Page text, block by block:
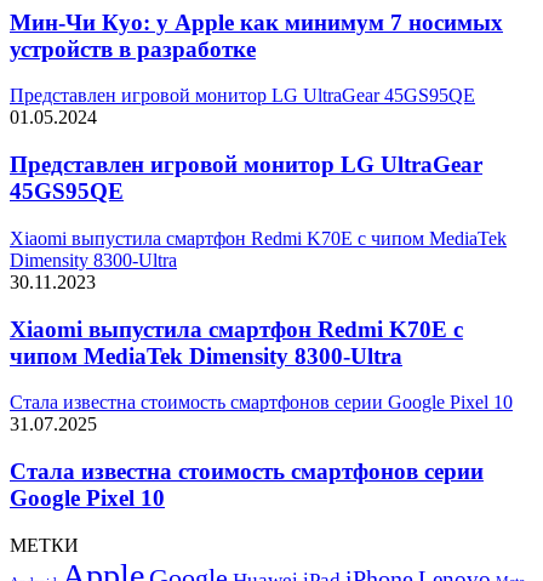
Мин-Чи Куо: у Apple как минимум 7 носимых
устройств в разработке
Представлен игровой монитор LG UltraGear 45GS95QE
01.05.2024
Представлен игровой монитор LG UltraGear
45GS95QE
Xiaomi выпустила смартфон Redmi K70E с чипом MediaTek
Dimensity 8300-Ultra
30.11.2023
Xiaomi выпустила смартфон Redmi K70E с
чипом MediaTek Dimensity 8300-Ultra
Стала известна стоимость смартфонов серии Google Pixel 10
31.07.2025
Стала известна стоимость смартфонов серии
Google Pixel 10
МЕТКИ